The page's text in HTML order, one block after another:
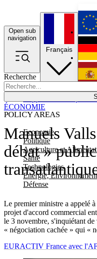
Open sub
navigation
Recherche
POLICY AREAS
Economie
Politique
Agriculture et
Santé
Technologies
Energie,
Défense
Français
Manuels
débat »
Le premier ministre a appelé
projet d'accord commercial
le 3 novembre, s'inquiétant
« négociation cachée » qui «
ÉCONOMIE
EURACTIV France avec